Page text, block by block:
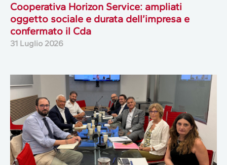
Cooperativa Horizon Service: ampliati
oggetto sociale e durata dell’impresa e
confermato il Cda
31 Luglio 2026